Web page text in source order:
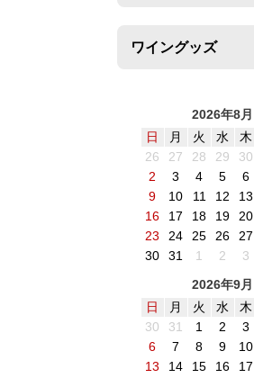
ワイングッズ
2026年8月
日
月 火 水 木
26
27 28 29 30
2
3 4 5 6
9
10 11 12 13
16
17 18 19 20
23
24 25 26 27
30
31 1 2 3
2026年9月
日
月 火 水 木
30
31 1 2 3
6
7 8 9 10
13
14 15 16 17